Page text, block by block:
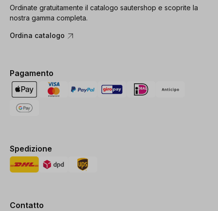
Ordinate gratuitamente il catalogo sautershop e scoprite la
nostra gamma completa.
Ordina catalogo
Pagamento
Spedizione
Contatto